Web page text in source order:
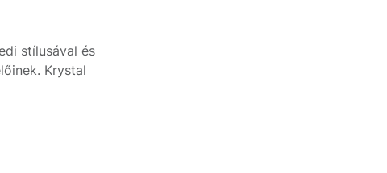
stílusával és
Krystal